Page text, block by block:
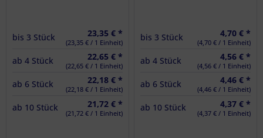
bis 3 Stück 23,35 € *
(23,35 € / 1 Einheit)
ab 4 Stück 22,65 € *
(22,65 € / 1 Einheit)
ab 6 Stück 22,18 € *
(22,18 € / 1 Einheit)
ab 10 Stück 21,72 € *
(21,72 € / 1 Einheit)
bis 3 Stück 4,70 € *
(4,70 € / 1 Einheit)
ab 4 Stück 4,56 € *
(4,56 € / 1 Einheit)
ab 6 Stück 4,46 € *
(4,46 € / 1 Einheit)
ab 10 Stück 4,37 € *
(4,37 € / 1 Einheit)